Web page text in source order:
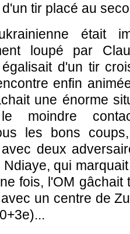
tir placé au
était
loupé par
d'un tir
enfin
une énorme
moindre
les bons
deux
qui
fois, l'OM gâchait
un centre de